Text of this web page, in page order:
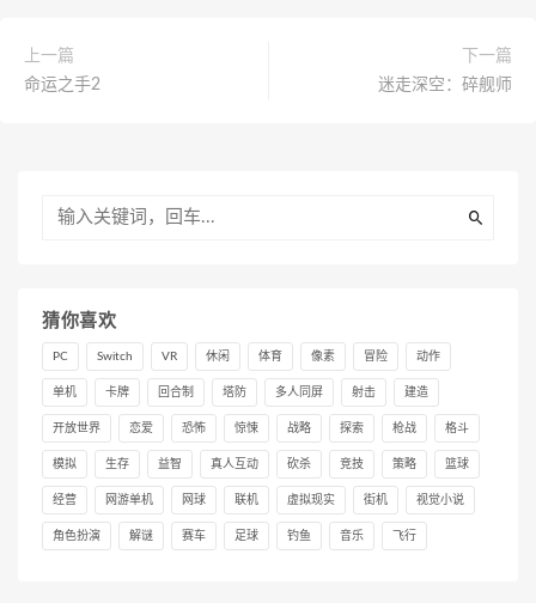
上一篇
命运之手2
下一篇
迷走深空：碎舰师
猜你喜欢
PC Switch VR 休闲 体育 像素 冒险 动作
单机 卡牌 回合制 塔防 多人同屏 射击 建造
开放世界 恋爱 恐怖 惊悚 战略 探索 枪战 格斗
模拟 生存 益智 真人互动 砍杀 竞技 策略 篮球
经营 网游单机 网球 联机 虚拟现实 街机 视觉小说
角色扮演 解谜 赛车 足球 钓鱼 音乐 飞行